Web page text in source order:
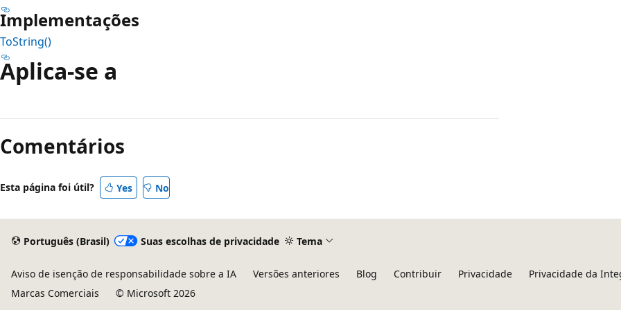
Implementações
ToString()
Aplica-se a
Comentários
Esta página foi útil? Yes No
Português (Brasil) Suas escolhas de privacidade Tema
Aviso de isenção de responsabilidade sobre a IA Versões anteriores Blog Contribuir Privacidade Privacidade da
Marcas Comerciais
© Microsoft 2026